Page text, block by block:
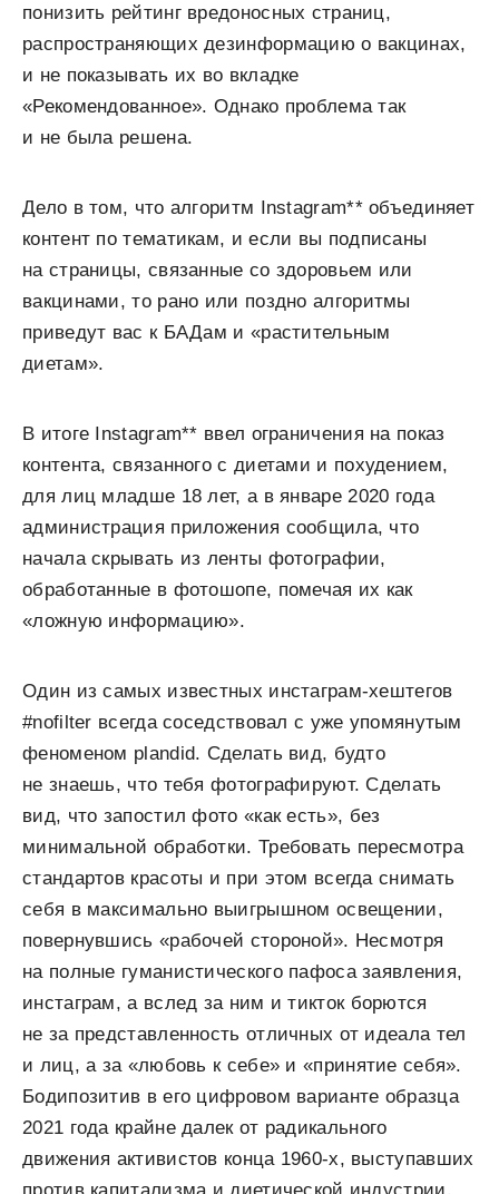
понизить рейтинг вредоносных страниц,
распространяющих дезинформацию о вакцинах,
и не показывать их во вкладке
«Рекомендованное». Однако проблема так
и не была решена.
Дело в том, что алгоритм Instagram** объединяет
контент по тематикам, и если вы подписаны
на страницы, связанные со здоровьем или
вакцинами, то рано или поздно алгоритмы
приведут вас к БАДам и «растительным
диетам».
В итоге Instagram** ввел ограничения на показ
контента, связанного с диетами и похудением,
для лиц младше 18 лет, а в январе 2020 года
администрация приложения сообщила, что
начала скрывать из ленты фотографии,
обработанные в фотошопе, помечая их как
«ложную информацию».
Один из самых известных инстаграм-хештегов
#nofilter всегда соседствовал с уже упомянутым
феноменом plandid. Сделать вид, будто
не знаешь, что тебя фотографируют. Сделать
вид, что запостил фото «как есть», без
минимальной обработки. Требовать пересмотра
стандартов красоты и при этом всегда снимать
себя в максимально выигрышном освещении,
повернувшись «рабочей стороной». Несмотря
на полные гуманистического пафоса заявления,
инстаграм, а вслед за ним и тикток борются
не за представленность отличных от идеала тел
и лиц, а за «любовь к себе» и «принятие себя».
Бодипозитив в его цифровом варианте образца
2021 года крайне далек от радикального
движения активистов конца 1960-х, выступавших